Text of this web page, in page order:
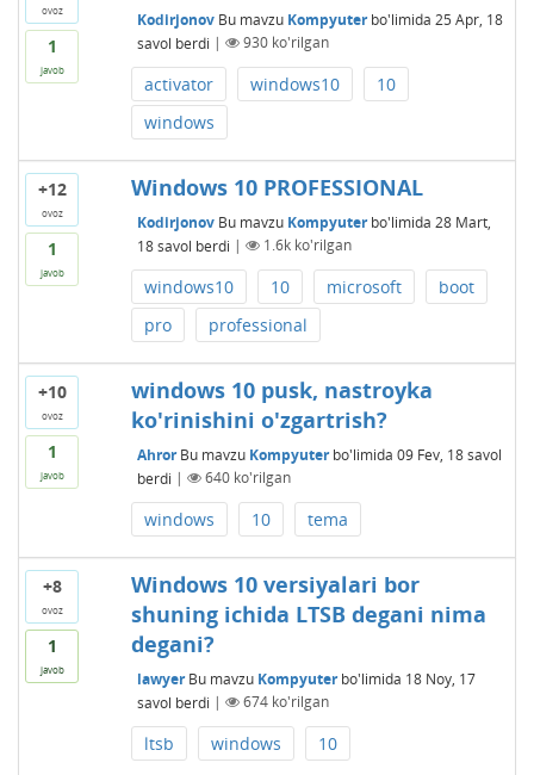
ovoz
1
javob
Kodirjonov Bu mavzu Kompyuterbo'limida 25 Apr, 18
savol berdi | 930ko'rilgan
activator windows10
10
windows
+12
ovoz
1
javob
Windows 10 PROFESSIONAL
Kodirjonov Bu mavzu Kompyuterbo'limida 28 Mart,
18 savol berdi | 1.6kko'rilgan
windows10 10 microsoft
boot
pro
professional
+10
ovoz
1
javob
windows 10 pusk, nastroyka
ko'rinishini o'zgartrish?
Ahror Bu mavzu Kompyuterbo'limida 09 Fev, 18 savol
berdi | 640ko'rilgan
windows 10 tema
+8
ovoz
1
javob
Windows 10 versiyalari bor
shuning ichida LTSB degani nima
degani?
lawyer Bu mavzu Kompyuterbo'limida 18 Noy, 17
savol berdi | 674ko'rilgan
ltsb windows 10